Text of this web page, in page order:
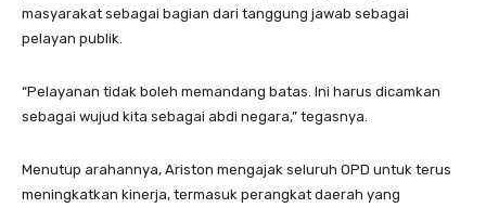
masyarakat sebagai bagian dari tanggung jawab sebagai
pelayan publik.
“Pelayanan tidak boleh memandang batas. Ini harus dicamkan
sebagai wujud kita sebagai abdi negara,” tegasnya.
Menutup arahannya, Ariston mengajak seluruh OPD untuk terus
meningkatkan kinerja, termasuk perangkat daerah yang